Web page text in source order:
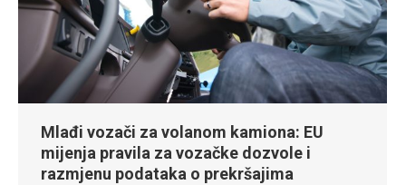
Mlađi vozači za volanom kamiona: EU
mijenja pravila za vozačke dozvole i
razmjenu podataka o prekršajima